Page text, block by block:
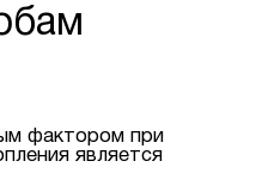
фактором при
является